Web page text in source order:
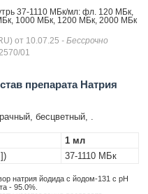
37-1110 МБк/мл: фл. 120 МБк,
1000 МБк, 1200 МБк, 2000 МБк
от 10.07.25 - Бессрочно
01
препарата Натрия
бесцветный, .
1 мл
37-1110 МБк
натрия йодида с йодом-131 с pH
- 95.0%.